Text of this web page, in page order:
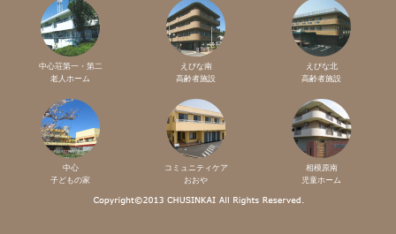
中心荘第一・第二
老人ホーム
えびな南
高齢者施設
えびな北
高齢者施設
中心
子どもの家
コミュニティケア
おおや
相模原南
児童ホーム